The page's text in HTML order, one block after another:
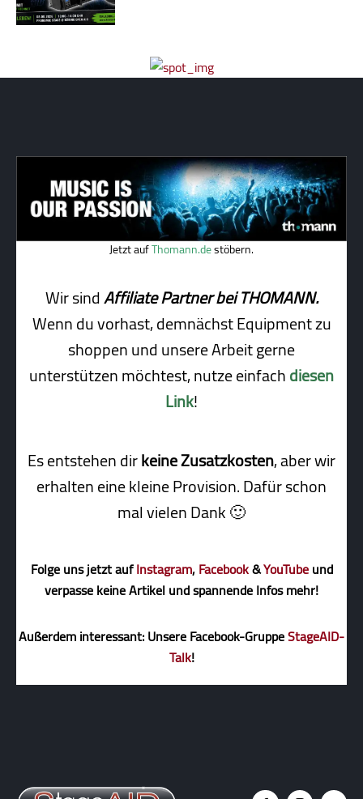
Jetzt aufThomann.destöbern.
Wir sindAffiliate Partner bei THOMANN.
Wenn du vorhast, demnächst Equipment zu
shoppen und unsere Arbeit gerne
unterstützen möchtest, nutze einfachdiesen
Link!
Es entstehen dirkeine Zusatzkosten, aber wir
erhalten eine kleine Pro­vi­sion. Dafür schon
mal vielen Dank 🙂
Folge uns jetzt aufInstagram,Facebook&YouTubeund
verpasse keine Artikel und spannende Infos mehr!
Außerdem interessant: Unsere Facebook-GruppeStageAID-
Talk!